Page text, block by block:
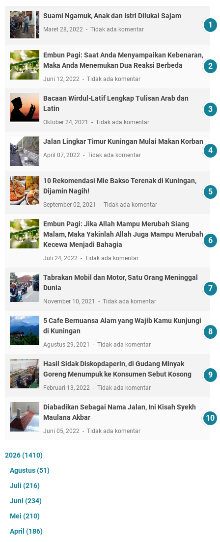
Suami Ngamuk, Anak dan Istri Dilukai Sajam
Maret 28, 2022 Tidak ada komentar
Embun Pagi: Saat Anda Menyampaikan Kebenaran,
Maka Anda Menemukan Dua Reaksi Berbeda
Juni 12, 2022 Tidak ada komentar
Bacaan Wirdul-Latif Lengkap Tulisan Arab dan
Latin
Oktober 24, 2021 Tidak ada komentar
Jalan Lingkar Timur Kuningan Mulai Makan Korban
April 07, 2022 Tidak ada komentar
10 Rekomendasi Mie Bakso Terenak di Kuningan,
Dijamin Nagih!
September 02, 2021 Tidak ada komentar
Embun Pagi: Jika Allah Mampu Merubah Siang
Malam, Maka Yakinlah Allah Juga Mampu Merubah
Kecewa Menjadi Bahagia
Juli 24, 2022 Tidak ada komentar
Tabrakan Mobil dan Motor, Satu Orang Meninggal
Dunia
November 10, 2021 Tidak ada komentar
5 Cafe Bernuansa Alam yang Wajib Kamu Kunjungi
di Kuningan
Agustus 29, 2021 Tidak ada komentar
Hasil Sidak Diskopdaperin, di Gudang Minyak
Goreng Menumpuk ke Konsumen Sebut Kosong
Februari 13, 2022 Tidak ada komentar
Diabadikan Sebagai Nama Jalan, Ini Kisah Syekh
Maulana Akbar
Juni 05, 2022 Tidak ada komentar
2026(1410)
Agustus(51)
Juli (216)
Juni (234)
Mei (210)
April (186)